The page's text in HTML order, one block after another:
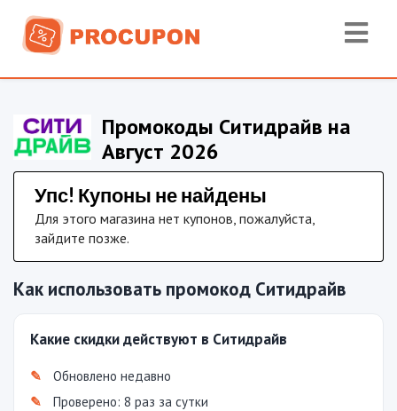
Промокоды Ситидрайв на
Август 2026
Упс! Купоны не найдены
Для этого магазина нет купонов, пожалуйста,
зайдите позже.
Как использовать промокод Ситидрайв
Какие скидки действуют в Ситидрайв
Обновлено недавно
Проверено: 8 раз за сутки